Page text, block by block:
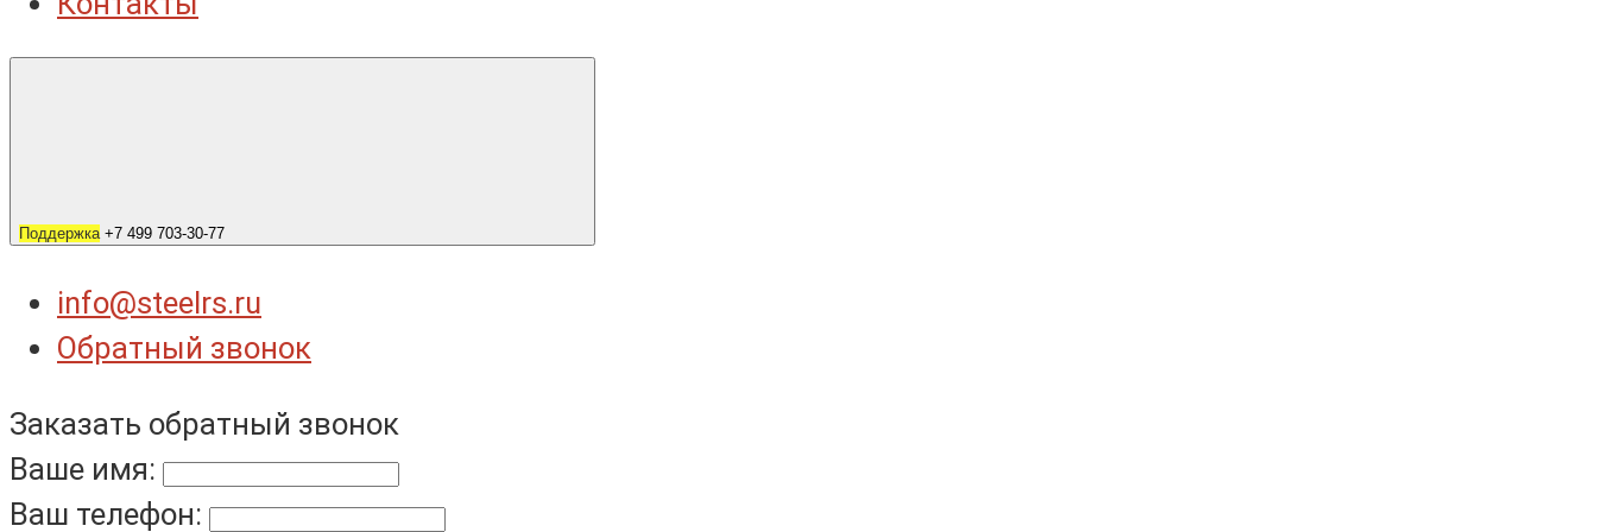
Поддержка +7 499 703-30-77
info@steelrs.ru
Обратный звонок
Заказать обратный звонок
Ваше имя:
Ваш телефон: